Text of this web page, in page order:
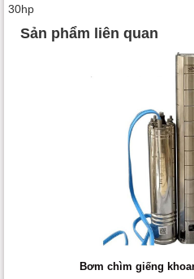
30hp
Sản phẩm liên quan
Bơm chìm giếng